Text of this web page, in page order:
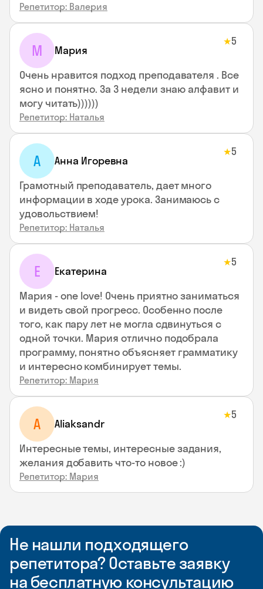
Репетитор: Валерия
М Мария
★5
Очень нравится подход преподавателя . Все
ясно и понятно. За 3 недели знаю алфавит и
могу читать))))))
Репетитор: Наталья
А Анна Игоревна
★5
Грамотный преподаватель, дает много
информации в ходе урока. Занимаюсь с
удовольствием!
Репетитор: Наталья
Е Екатерина
★5
Мария - one love! Очень приятно заниматься
и видеть свой прогресс. Особенно после
того, как пару лет не могла сдвинуться с
одной точки. Мария отлично подобрала
программу, понятно объясняет грамматику
и интересно комбинирует темы.
Репетитор: Мария
A Aliaksandr
★5
Интересные темы, интересные задания,
желания добавить что-то новое :)
Репетитор: Мария
Не нашли подходящего
репетитора? Оставьте заявку
на бесплатную консультацию